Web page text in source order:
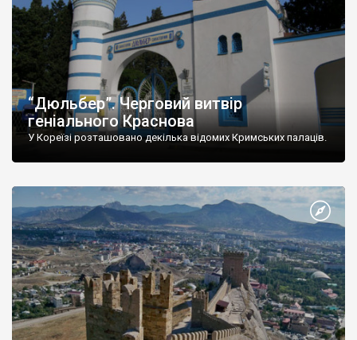
“Дюльбер”. Черговий витвір
геніального Краснова
У Кореїзі розташовано декілька відомих Кримських палаців.